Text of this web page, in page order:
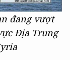
đang vượt
Địa Trung